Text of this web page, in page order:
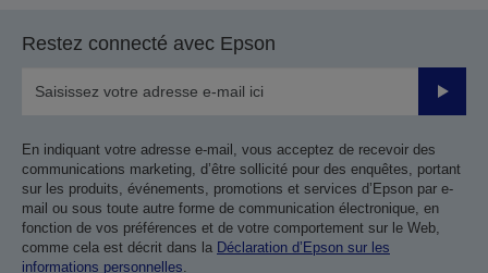
Restez connecté avec Epson
Valider
En indiquant votre adresse e-mail, vous acceptez de recevoir des
communications marketing, d’être sollicité pour des enquêtes, portant
sur les produits, événements, promotions et services d’Epson par e-
mail ou sous toute autre forme de communication électronique, en
fonction de vos préférences et de votre comportement sur le Web,
comme cela est décrit dans la Déclaration d’Epson sur les
informations personnelles.